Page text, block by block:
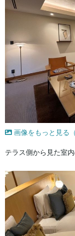
画像をもっと見る
テラス側から見た室